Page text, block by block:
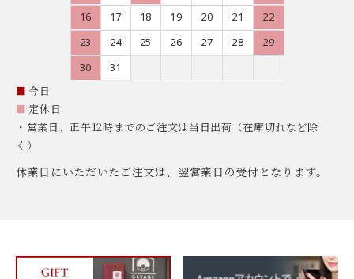
16
17 18 19 20 21
22
23
24 25 26 27 28
29
30
31
■ 今日
■ 定休日
・営業日、正午12時までのご注文は当日出荷（在庫切れなど除
く）
休業日にいただいたご注文は、翌営業日の受付となります。